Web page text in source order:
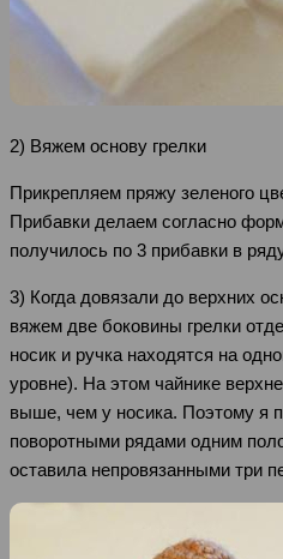
2) Вяжем основу грелки
Прикрепляем пряжу зеленого
Прибавки делаем согласно
получилось по 3 прибавки в
3) Когда довязали до верхних
вяжем две боковины грелки
носик и ручка находятся на
уровне). На этом чайнике
выше, чем у носика. Поэтому я
поворотными рядами одним
оставила непровязанными три